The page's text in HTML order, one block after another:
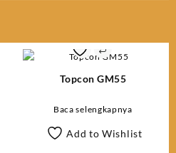
Topcon GM55
Baca selengkapnya
Add to Wishlist